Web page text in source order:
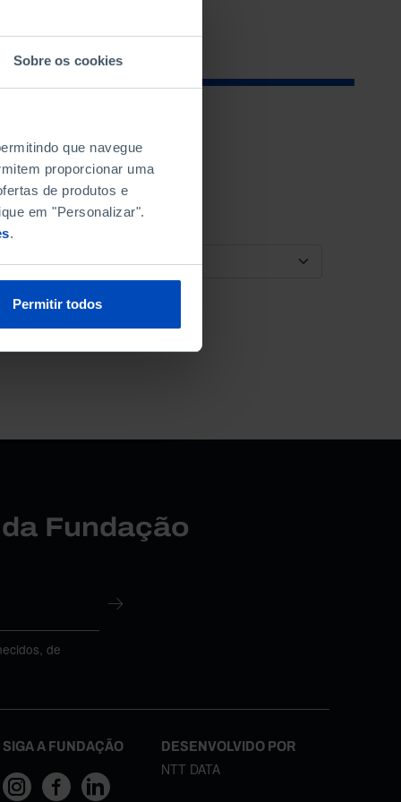
Sobre os cookies
que navegue
proporcionar uma
de produtos e
em "Personalizar".
.
Permitir todos
ORDENAR POR
Fundação
de
SIGA A FUNDAÇÃO DESENVOLVIDO POR
NTT DATA